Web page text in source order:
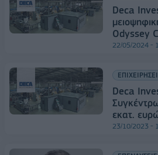
Deca
Odyssey
22/05/2024 -
Deca
εκατ.
23/10/2023 -